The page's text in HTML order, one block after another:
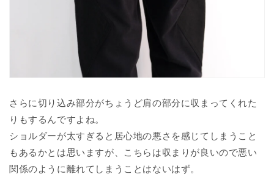
さらに切り込み部分がちょうど肩の部分に収まってくれた
りもするんですよね。
ショルダーが太すぎると居心地の悪さを感じてしまうこと
もあるかとは思いますが、こちらは収まりが良いので悪い
関係のように離れてしまうことはないはず。